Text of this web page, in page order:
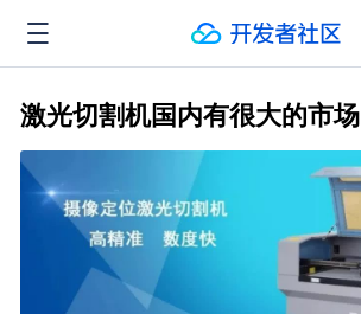
激光切割机国内有很大的市场